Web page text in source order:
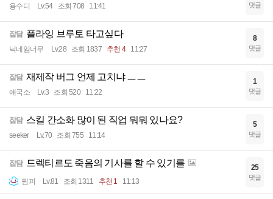
용수디 Lv.54 조회 708 11:41 댓글
잡담 플라잉 브루토 타고싶다
닉네임너무 Lv.28 조회 1837 추천 4 11:27
8
댓글
잡담 재제작 버그 언제 고치냐 ㅡㅡ
애국소 Lv.3 조회 520 11:22
1
댓글
잡담 스킬 간소화 많이 된 직업 뭐뭐 있나요?
seeker Lv.70 조회 755 11:14
5
댓글
잡담 드렉티르도 죽음의 기사를 할 수 있기를
핌피 Lv.81 조회 1311 추천 1 11:13
25
댓글